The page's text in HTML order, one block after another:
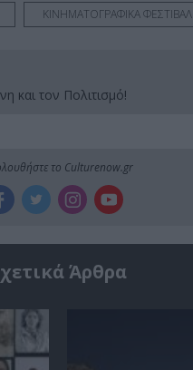
ΚΙΝΗΜΑΤΟΓΡΑΦΙΚΑ ΦΕΣΤΙΒΑΛ
και τον Πολιτισμό!
το Culturenow.gr
Άρθρα